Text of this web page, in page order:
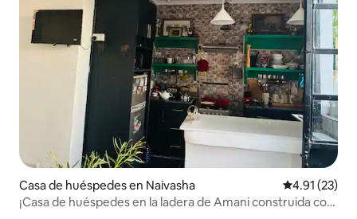
Casa de huéspedes en Naivasha Calificación
4.91 (23)
¡Casa de huéspedes en la ladera de Amani construida con